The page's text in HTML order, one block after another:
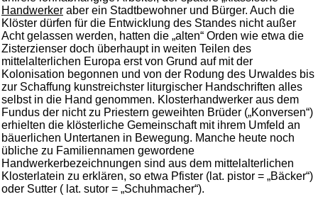
Handwerker aber ein Stadtbewohner und Bürger. Auch die
Klöster dürfen für die Entwicklung des Standes nicht außer
Acht gelassen werden, hatten die „alten“ Orden wie etwa die
Zisterzienser doch überhaupt in weiten Teilen des
mittelalterlichen Europa erst von Grund auf mit der
Kolonisation begonnen und von der Rodung des Urwaldes bis
zur Schaffung kunstreichster liturgischer Handschriften alles
selbst in die Hand genommen. Klosterhandwerker aus dem
Fundus der nicht zu Priestern geweihten Brüder („Konversen“)
erhielten die klösterliche Gemeinschaft mit ihrem Umfeld an
bäuerlichen Untertanen in Bewegung. Manche heute noch
übliche zu Familiennamen gewordene
Handwerkerbezeichnungen sind aus dem mittelalterlichen
Klosterlatein zu erklären, so etwa Pfister (lat. pistor = „Bäcker“)
oder Sutter ( lat. sutor = „Schuhmacher“).